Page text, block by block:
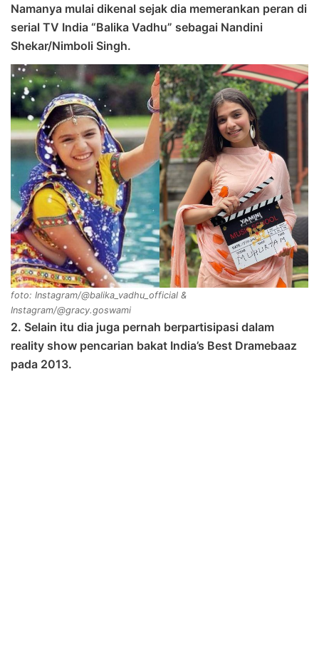
Namanya mulai dikenal sejak dia memerankan peran di
serial TV India “Balika Vadhu” sebagai Nandini
Shekar/Nimboli Singh.
foto: Instagram/@balika_vadhu_official &
Instagram/@gracy.goswami
2. Selain itu dia juga pernah berpartisipasi dalam
reality show pencarian bakat India’s Best Dramebaaz
pada 2013.